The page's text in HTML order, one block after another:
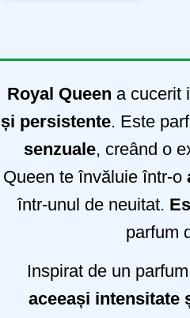
Royal Queen a cucerit
și persistente. Este
senzuale, creând o
Queen te învăluie într-o
într-unul de neuitat.
parfum
Inspirat de un
aceeași intensitate